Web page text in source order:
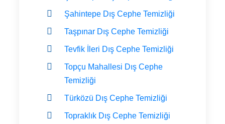
Şahintepe Dış Cephe Temizliği
Taşpınar Dış Cephe Temizliği
Tevfik İleri Dış Cephe Temizliği
Topçu Mahallesi Dış Cephe
Temizliği
Türközü Dış Cephe Temizliği
Topraklık Dış Cephe Temizliği